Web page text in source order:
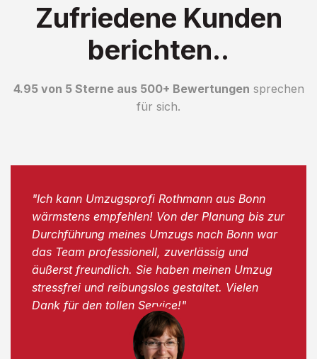
Zufriedene Kunden
berichten..
4.95 von 5 Sterne aus 500+ Bewertungen sprechen
für sich.
"Ich kann Umzugsprofi Rothmann aus Bonn
wärmstens empfehlen! Von der Planung bis zur
Durchführung meines Umzugs nach Bonn war
das Team professionell, zuverlässig und
äußerst freundlich. Sie haben meinen Umzug
stressfrei und reibungslos gestaltet. Vielen
Dank für den tollen Service!"